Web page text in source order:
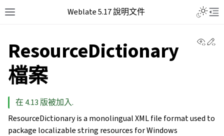
Weblate 5.17 說明文件
ResourceDictionary
檔案
在 4.13 版被加入.
ResourceDictionary is a monolingual XML file format used to
package localizable string resources for Windows